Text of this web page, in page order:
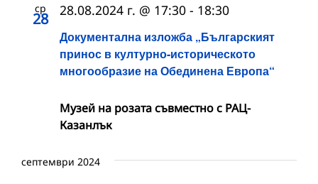
ср
28
Документална изложба „Българският
принос в културно-историческото
многообразие на Обединена Европа“
28.08.2024 г. @ 17:30 - 18:30
Музей на розата съвместно с РАЦ-
Казанлък
септември 2024